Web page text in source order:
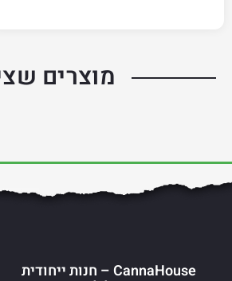
מוצרים
CannaHouse – חנות ייחודית